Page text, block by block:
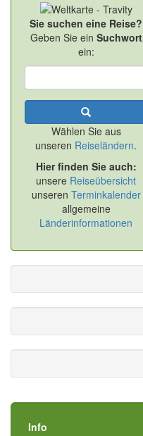
Sie suchen eine Reise?
Geben Sie ein Suchwort
ein:
Wählen Sie aus
unseren Reiseländern.
Hier finden Sie auch:
unsere Reiseübersicht
unseren Terminkalender
allgemeine
Länderinformationen
Info